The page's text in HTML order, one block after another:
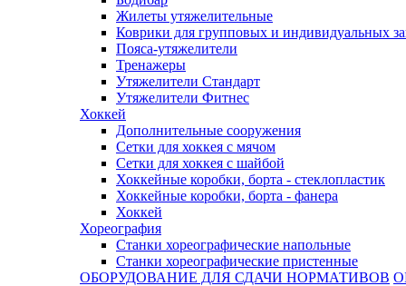
Жилеты утяжелительные
Коврики для групповых и индивидуальных
Пояса-утяжелители
Тренажеры
Утяжелители Стандарт
Утяжелители Фитнес
Хоккей
Дополнительные сооружения
Сетки для хоккея с мячом
Сетки для хоккея с шайбой
Хоккейные коробки, борта - стеклопластик
Хоккейные коробки, борта - фанера
Хоккей
Хореография
Станки хореографические напольные
Станки хореографические пристенные
ОБОРУДОВАНИЕ ДЛЯ СДАЧИ НОРМАТИВОВ